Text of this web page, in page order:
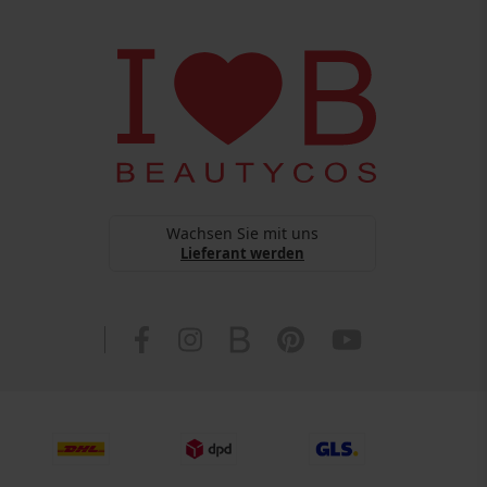
Wachsen Sie mit uns
Lieferant werden